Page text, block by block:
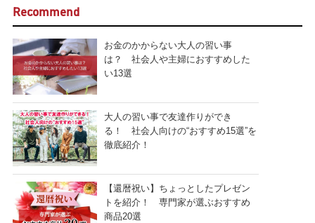
Recommend
お金のかからない大人の習い事
は？ 社会人や主婦におすすめした
い13選
大人の習い事で友達作りができ
る！ 社会人向けの“おすすめ15選”を
徹底紹介！
【還暦祝い】ちょっとしたプレゼン
トを紹介！ 専門家が選ぶおすすめ
商品20選